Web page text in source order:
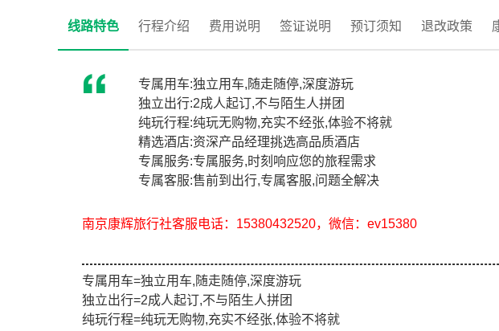
线路特色 行程介绍 费用说明 签证说明 预订须知 退改政策
专属用车:独立用车,随走随停,深度游玩
独立出行:2成人起订,不与陌生人拼团
纯玩行程:纯玩无购物,充实不经张,体验不将就
精选酒店:资深产品经理挑选高品质酒店
专属服务:专属服务,时刻响应您的旅程需求
专属客服:售前到出行,专属客服,问题全解决
南京康辉旅行社客服电话：15380432520，微信：ev15380
专属用车=独立用车,随走随停,深度游玩
独立出行=2成人起订,不与陌生人拼团
纯玩行程=纯玩无购物,充实不经张,体验不将就